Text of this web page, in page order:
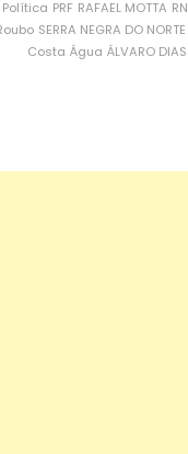
Política PRF RAFAEL MOTTA RN
SERRA NEGRA DO NORTE
Costa Água ÁLVARO DIAS